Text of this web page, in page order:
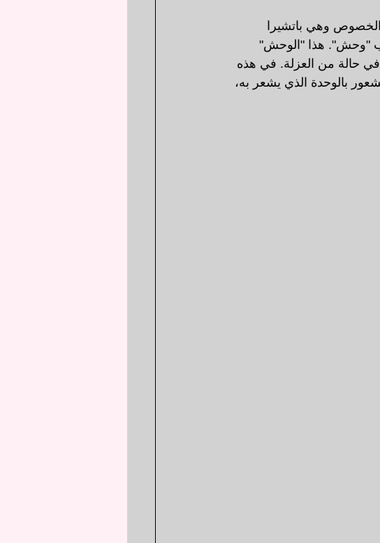
وهي باتشيرا
"وحش". هذا "الوحش"
حالة من العزلة. في هذه
بالوحدة الذي يشعر به،